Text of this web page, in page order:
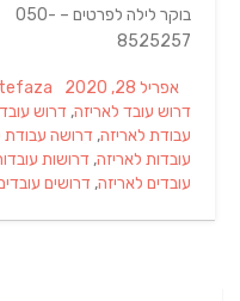
בוקר לילה לפרטים – 050-
8525257
Posted
on
אפריל 28, 2020 Author
דרוש עובד לאריזה,דרוש עובד
עבודת לאריזה,דרושה עבודת
עובדות לאריזה,דרושות
עובדים לאריזה,דרושים